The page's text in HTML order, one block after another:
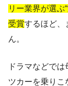
リー業界が選
受賞するほど、
ん。
ドラマなどで
ツカーを乗りこ